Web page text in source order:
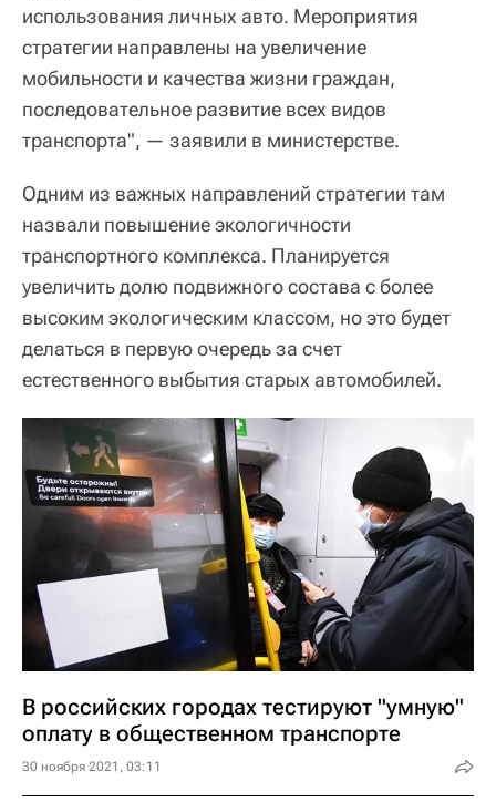
использования личных авто. Мероприятия
стратегии направлены на увеличение
мобильности и качества жизни граждан,
последовательное развитие всех видов
транспорта", — заявили в министерстве.
Одним из важных направлений стратегии там
назвали повышение экологичности
транспортного комплекса. Планируется
увеличить долю подвижного состава с более
высоким экологическим классом, но это будет
делаться в первую очередь за счет
естественного выбытия старых автомобилей.
В российских городах тестируют "умную"
оплату в общественном транспорте
30 ноября 2021, 03:11